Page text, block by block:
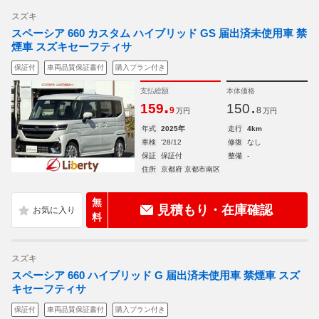
スズキ
スペーシア 660 カスタム ハイブリッド GS 届出済未使用車 禁
煙車 スズキセーフティサ
保証付 車両品質保証書付 購入プラン付き
支払総額
159.9 万円
本体価格
150. 8 万円
年式 2025年 走行
4km
車検
'28/12 修復
なし
保証
保証付 整備
-
住所
京都府 京都市南区
無
料
見積もり・在庫確認
スズキ
スペーシア 660 ハイブリッド G 届出済未使用車 禁煙車 スズ
キセーフティサ
保証付 車両品質保証書付 購入プラン付き